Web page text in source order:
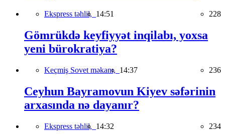
Ekspress təhlil, 14:51 228
Gömrükdə keyfiyyət inqilabı, yoxsa
yeni bürokratiya?
Keçmiş Sovet məkanı, 14:37 236
Ceyhun Bayramovun Kiyev səfərinin
arxasında nə dayanır?
Ekspress təhlil, 14:32 234